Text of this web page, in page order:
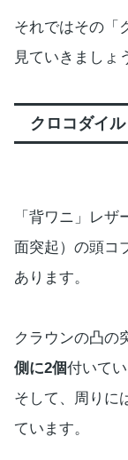
それではその「
見ていきましょ
クロコダイル
「背ワニ」レ
面突起）の頭コ
あります。
クラウンの凸の
側に2個付いてい
そして、周りに
ています。